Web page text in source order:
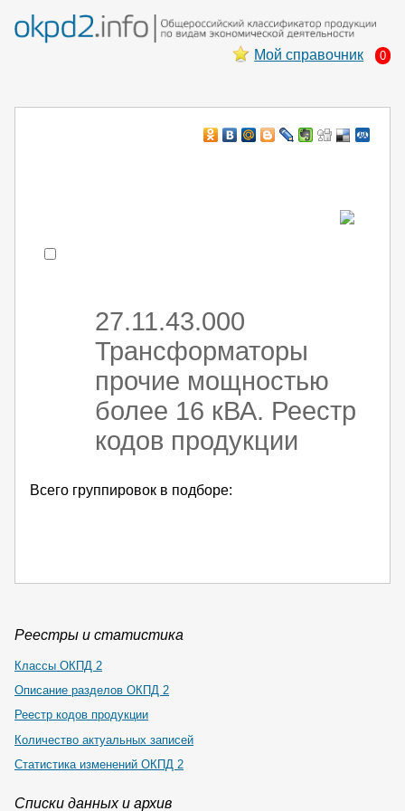
Мой справочник 0
27.11.43.000
Трансформаторы
прочие мощностью
более 16 кВА. Реестр
кодов продукции
Всего группировок в подборе:
Реестры и статистика
Классы ОКПД 2
Описание разделов ОКПД 2
Реестр кодов продукции
Количество актуальных записей
Статистика изменений ОКПД 2
Списки данных и архив